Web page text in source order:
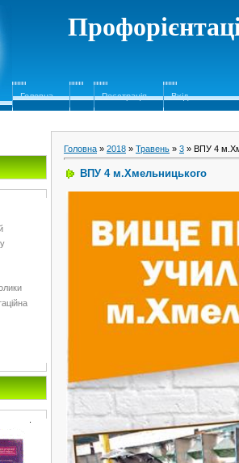
Головна Реєстрація Вхід
Головна » 2018 » Травень » 3 » ВПУ 4
ВПУ 4 м.Хмельницького